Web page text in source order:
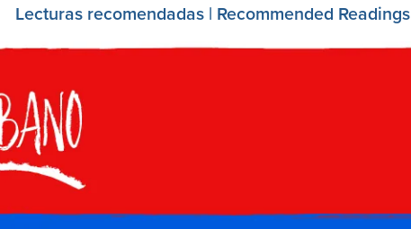
Lecturas recomendadas | Recommended Readings